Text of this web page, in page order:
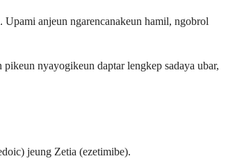
Upami anjeun ngarencanakeun hamil, ngobrol
nyayogikeun daptar lengkep sadaya ubar,
jeung Zetia (ezetimibe).